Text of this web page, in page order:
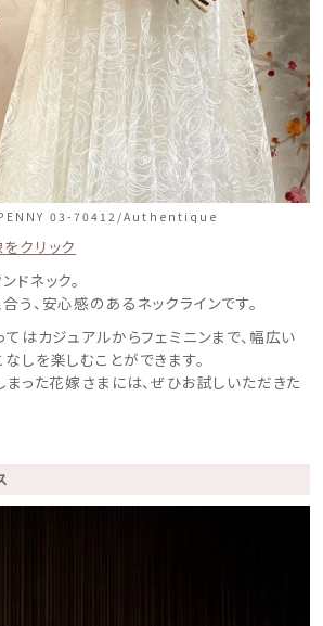
03-70412/Authentique
クリック
ドネック。
う、安心感のあるネックラインです。
てはカジュアルからフェミニンまで、幅広い
しを楽しむことができます。
まった花嫁さまには、ぜひお試しいただきた